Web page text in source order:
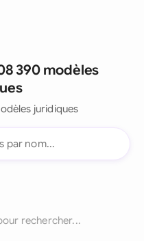
390 modèles
juridiques
rechercher...